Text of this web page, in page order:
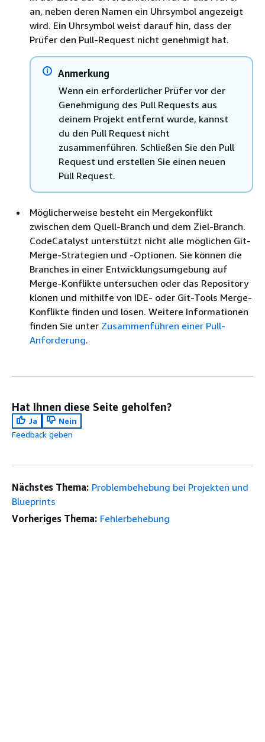
an, neben deren Namen ein Uhrsymbol angezeigt
wird. Ein Uhrsymbol weist darauf hin, dass der
Prüfer den Pull-Request nicht genehmigt hat.
Anmerkung
Wenn ein erforderlicher Prüfer vor der
Genehmigung des Pull Requests aus
deinem Projekt entfernt wurde, kannst
du den Pull Request nicht
zusammenführen. Schließen Sie den Pull
Request und erstellen Sie einen neuen
Pull Request.
Möglicherweise besteht ein Mergekonflikt
zwischen dem Quell-Branch und dem Ziel-Branch.
CodeCatalyst unterstützt nicht alle möglichen Git-
Merge-Strategien und -Optionen. Sie können die
Branches in einer Entwicklungsumgebung auf
Merge-Konflikte untersuchen oder das Repository
klonen und mithilfe von IDE- oder Git-Tools Merge-
Konflikte finden und lösen. Weitere Informationen
finden Sie unter Zusammenführen einer Pull-
Anforderung.
Hat Ihnen diese Seite geholfen?
Ja
Nein
Feedback geben
Nächstes Thema: Problembehebung bei Projekten und
Blueprints
Vorheriges Thema: Fehlerbehebung